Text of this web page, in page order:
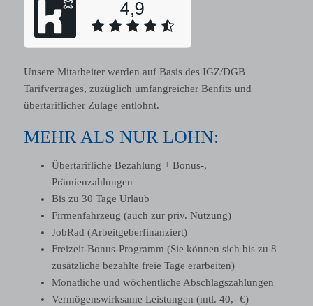
Unsere Mitarbeiter werden auf Basis des IGZ/DGB
Tarifvertrages, zuzüglich umfangreicher Benfits und
übertariflicher Zulage entlohnt.
MEHR ALS NUR LOHN:
Übertarifliche Bezahlung + Bonus-,
Prämienzahlungen
Bis zu 30 Tage Urlaub
Firmenfahrzeug (auch zur priv. Nutzung)
JobRad (Arbeitgeberfinanziert)
Freizeit-Bonus-Programm (Sie können sich bis zu 8
zusätzliche bezahlte freie Tage erarbeiten)
Monatliche und wöchentliche Abschlagszahlungen
Vermögenswirksame Leistungen (mtl. 40,- €)